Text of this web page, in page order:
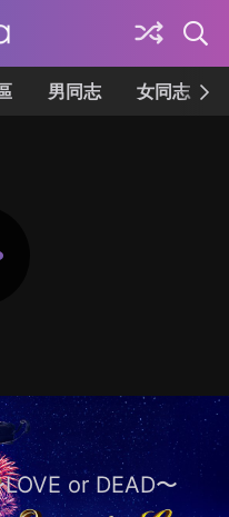
男同志 女同志
or DEAD〜